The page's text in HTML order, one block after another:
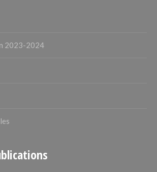
2023-2024